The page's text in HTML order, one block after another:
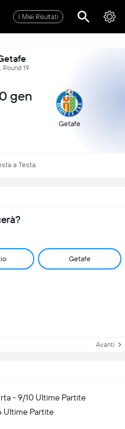
I Miei Risultati
Round 19
gen
Getafe
a Testa
Getafe
Avanti
- 9/10 Ultime Partite
Ultime Partite